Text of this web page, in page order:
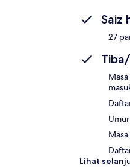
Saiz
27
Lihat